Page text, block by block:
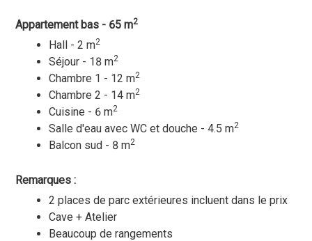
Appartement bas - 65 m2
Hall - 2 m2
Séjour - 18 m2
Chambre 1 - 12 m2
Chambre 2 - 14 m2
Cuisine - 6 m2
Salle d'eau avec WC et douche - 4.5 m2
Balcon sud - 8 m2
Remarques :
2 places de parc extérieures incluent dans le prix
Cave + Atelier
Beaucoup de rangements